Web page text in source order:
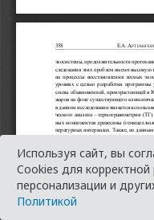
Используя сайт, вы
Cookies для
персонализации и
Политикой